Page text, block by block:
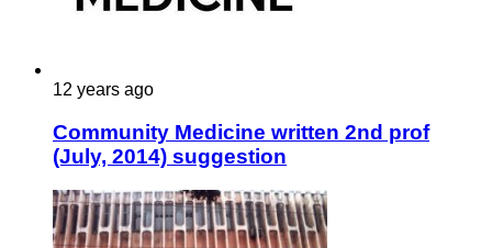
12 years ago
Community Medicine written 2nd prof
(July, 2014) suggestion